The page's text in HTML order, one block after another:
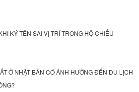
KÝ TÊN SAI VỊ TRÍ TRONG HỘ CHIẾU
Ở NHẬT BẢN CÓ ẢNH HƯỞNG ĐẾN DU LỊCH